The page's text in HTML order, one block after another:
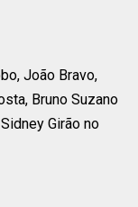
João Bravo,
Bruno Suzano
Girão no